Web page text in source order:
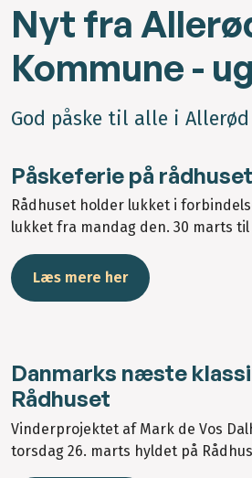
Nyt fra
Kommune -
God påske til alle i Allerød
Påskeferie på rådhuset
Rådhuset holder lukket i
lukket fra mandag den. 30 marts
Læs mere her
Danmarks næste
Rådhuset
Vinderprojektet af Mark de Vos
torsdag 26. marts hyldet på